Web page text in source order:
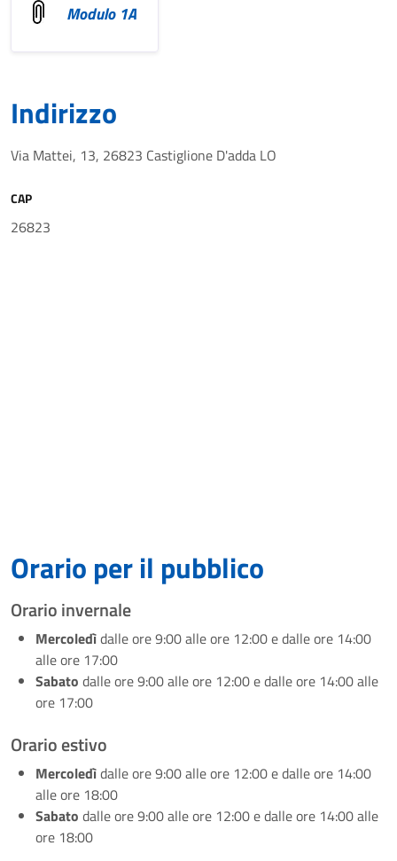
Modulo 1A
Indirizzo
Via Mattei, 13, 26823 Castiglione D'adda LO
CAP
26823
Orario per il pubblico
Orario invernale
Mercoledìdalle ore 9:00 alle ore 12:00 e dalle ore 14:00
alle ore 17:00
Sabato dalle ore 9:00 alle ore 12:00 e dalle ore 14:00 alle
ore 17:00
Orario estivo
Mercoledìdalle ore 9:00 alle ore 12:00 e dalle ore 14:00
alle ore 18:00
Sabato dalle ore 9:00 alle ore 12:00 e dalle ore 14:00 alle
ore 18:00